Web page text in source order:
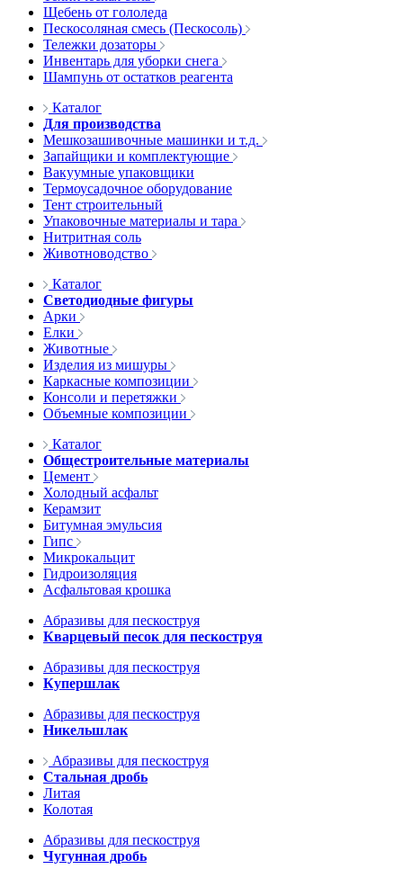
Щебень от гололеда
Пескосоляная смесь (Пескосоль)
Тележки дозаторы
Инвентарь для уборки снега
Шампунь от остатков реагента
Каталог
Для производства
Мешкозашивочные машинки и т.д.
Запайщики и комплектующие
Вакуумные упаковщики
Термоусадочное оборудование
Тент строительный
Упаковочные материалы и тара
Нитритная соль
Животноводство
Каталог
Светодиодные фигуры
Арки
Елки
Животные
Изделия из мишуры
Каркасные композиции
Консоли и перетяжки
Объемные композиции
Каталог
Общестроительные материалы
Цемент
Холодный асфальт
Керамзит
Битумная эмульсия
Гипс
Микрокальцит
Гидроизоляция
Асфальтовая крошка
Абразивы для пескоструя
Кварцевый песок для пескоструя
Абразивы для пескоструя
Купершлак
Абразивы для пескоструя
Никельшлак
Абразивы для пескоструя
Стальная дробь
Литая
Колотая
Абразивы для пескоструя
Чугунная дробь